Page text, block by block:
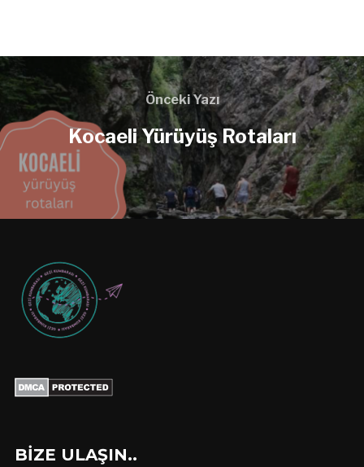
Önceki Yazı
Kocaeli Yürüyüş Rotaları
BIZE ULAŞIN..